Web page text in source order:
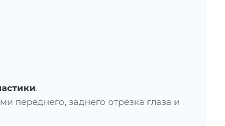
.
переднего, заднего отрезка глаза и